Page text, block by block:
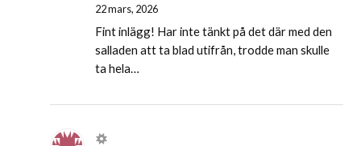
22 mars, 2026
Fint inlägg! Har inte tänkt på det där med den
salladen att ta blad utifrån, trodde man skulle
ta hela…